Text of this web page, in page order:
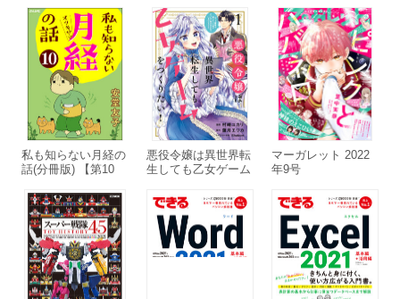
私も知らない月経の
話(分冊版) 【第10
悪役令嬢は異世界転
生しても乙女ゲーム
トメ趣味を隠してい
た俺がどうして巻き
込まれているのだろ
う?【電子限定特典
付き】
マーガレット 2022
年9号